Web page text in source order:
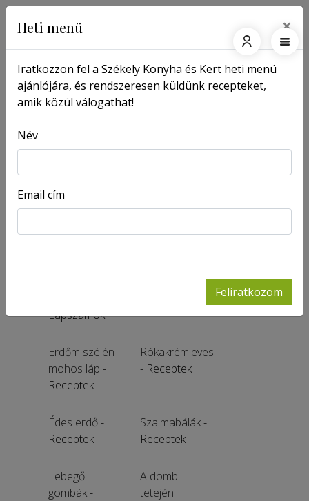
Főoldal Damó Zsolt
A nyár végén
Lapszámok
gyakran
Lapszámok
-
Erdőm szélén
mohos láp -
Receptek
Rókakrémleves
- Receptek
Édes erdő-
Receptek
Szalmabálák-
Receptek
Lebegő
gombák-
A domb
tetején
Heti menü ×
Iratkozzon fel a Székely Konyha és Kert heti menü
ajánlójára, és rendszeresen küldünk recepteket,
amik közül válogathat!
Név
Email cím
Feliratkozom